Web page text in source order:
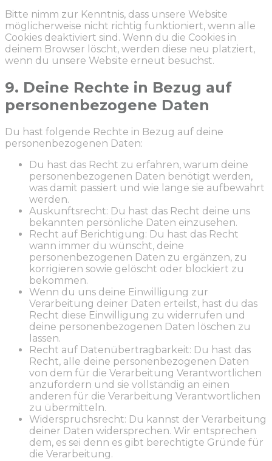
Bitte nimm zur Kenntnis, dass unsere Website
möglicherweise nicht richtig funktioniert, wenn alle
Cookies deaktiviert sind. Wenn du die Cookies in
deinem Browser löscht, werden diese neu platziert,
wenn du unsere Website erneut besuchst.
9. Deine Rechte in Bezug auf
personenbezogene Daten
Du hast folgende Rechte in Bezug auf deine
personenbezogenen Daten:
Du hast das Recht zu erfahren, warum deine
personenbezogenen Daten benötigt werden,
was damit passiert und wie lange sie aufbewahrt
werden.
Auskunftsrecht: Du hast das Recht deine uns
bekannten persönliche Daten einzusehen.
Recht auf Berichtigung: Du hast das Recht
wann immer du wünscht, deine
personenbezogenen Daten zu ergänzen, zu
korrigieren sowie gelöscht oder blockiert zu
bekommen.
Wenn du uns deine Einwilligung zur
Verarbeitung deiner Daten erteilst, hast du das
Recht diese Einwilligung zu widerrufen und
deine personenbezogenen Daten löschen zu
lassen.
Recht auf Datenübertragbarkeit: Du hast das
Recht, alle deine personenbezogenen Daten
von dem für die Verarbeitung Verantwortlichen
anzufordern und sie vollständig an einen
anderen für die Verarbeitung Verantwortlichen
zu übermitteln.
Widerspruchsrecht: Du kannst der Verarbeitung
deiner Daten widersprechen. Wir entsprechen
dem, es sei denn es gibt berechtigte Gründe für
die Verarbeitung.